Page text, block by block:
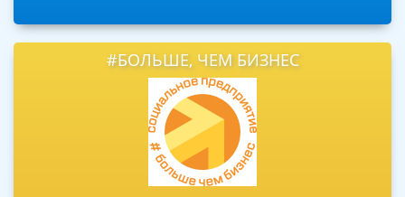
#БОЛЬШЕ, ЧЕМ БИЗНЕС